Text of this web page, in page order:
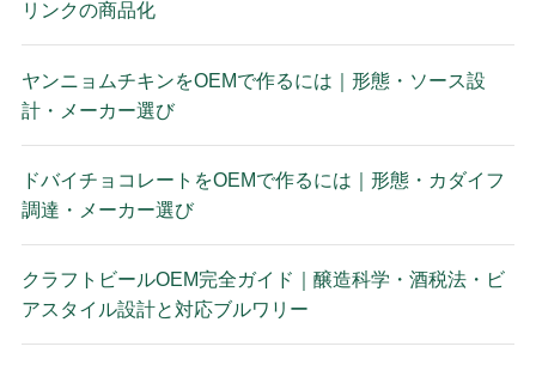
リンクの商品化
ヤンニョムチキンをOEMで作るには｜形態・ソース設
計・メーカー選び
ドバイチョコレートをOEMで作るには｜形態・カダイフ
調達・メーカー選び
クラフトビールOEM完全ガイド｜醸造科学・酒税法・ビ
アスタイル設計と対応ブルワリー